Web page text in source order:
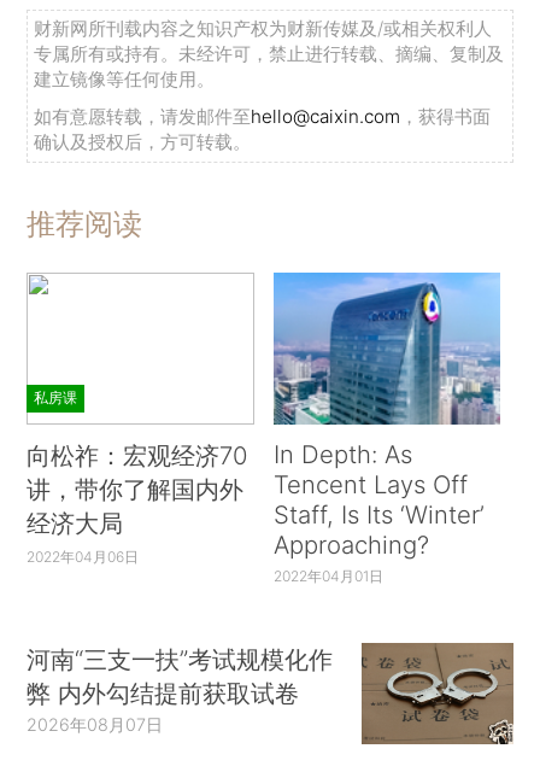
财新网所刊载内容之知识产权为财新传媒及/或相关权利人
专属所有或持有。未经许可，禁止进行转载、摘编、复制及
建立镜像等任何使用。
如有意愿转载，请发邮件至hello@caixin.com ，获得书面
确认及授权后，方可转载。
推荐阅读
私房课
向松祚：宏观经济70
讲，带你了解国内外
经济大局
2022年04月06日
In Depth: As
Tencent Lays Off
Staff, Is Its ‘Winter’
Approaching?
2022年04月01日
河南“三支一扶”考试规模化作
弊 内外勾结提前获取试卷
2026年08月07日